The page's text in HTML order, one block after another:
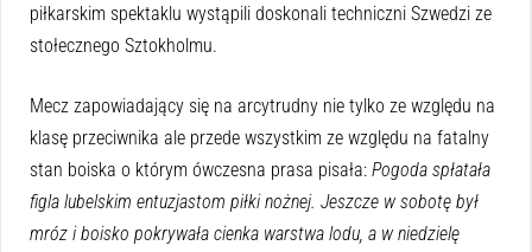
piłkarskim spektaklu wystąpili doskonali techniczni Szwedzi ze
stołecznego Sztokholmu.
Mecz zapowiadający się na arcytrudny nie tylko ze względu na
klasę przeciwnika ale przede wszystkim ze względu na fatalny
stan boiska o którym ówczesna prasa pisała: Pogoda spłatała
figla lubelskim entuzjastom piłki nożnej. Jeszcze w sobotę był
mróz i boisko pokrywała cienka warstwa lodu, a w niedzielę